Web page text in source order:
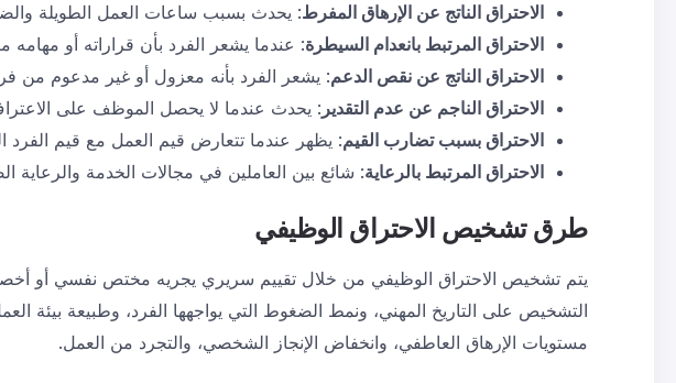
الاحتراق الناتج عن الإرهاق المفرط: يحدث بسبب ساعات العمل الطويلة
الاحتراق المرتبط بانعدام السيطرة: عندما يشعر الفرد بأن قراراته أو مهامه
الاحتراق الناتج عن نقص الدعم: يشعر الفرد بأنه معزول أو غير مدعوم من
الاحتراق الناجم عن عدم التقدير : يحدث عندما لا يحصل الموظف على الاعتراف
الاحتراق بسبب تضارب القيم: يظهر عندما تتعارض قيم العمل مع قيم الفرد
الاحتراق المرتبط بالرعاية: شائع بين العاملين في مجالات الخدمة
طرق تشخيص الاحتراق الوظيفي
يتم تشخيص الاحتراق الوظيفي من خلال تقييم سريري يجريه مختص نفسي أو
مستويات الإرهاق العاطفي، وانخفاض الإنجاز الشخصي، والتجرد من العمل.